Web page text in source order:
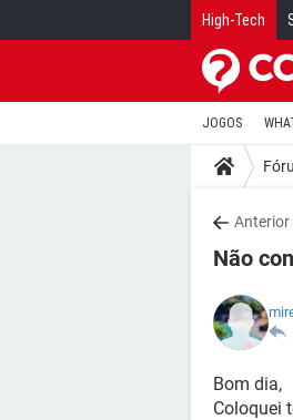
High-Tech
JOGOS
Anterior
Não
Bom dia,
Coloquei